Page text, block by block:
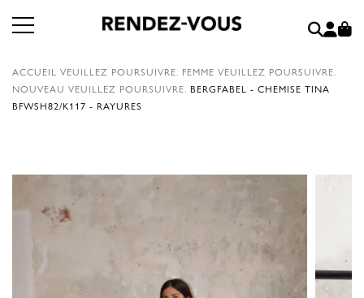
ACCUEIL VEUILLEZ POURSUIVRE. FEMME VEUILLEZ POURSUIVRE.
NOUVEAU VEUILLEZ POURSUIVRE. BERGFABEL - CHEMISE TINA
BFWSH82/K117 - RAYURES